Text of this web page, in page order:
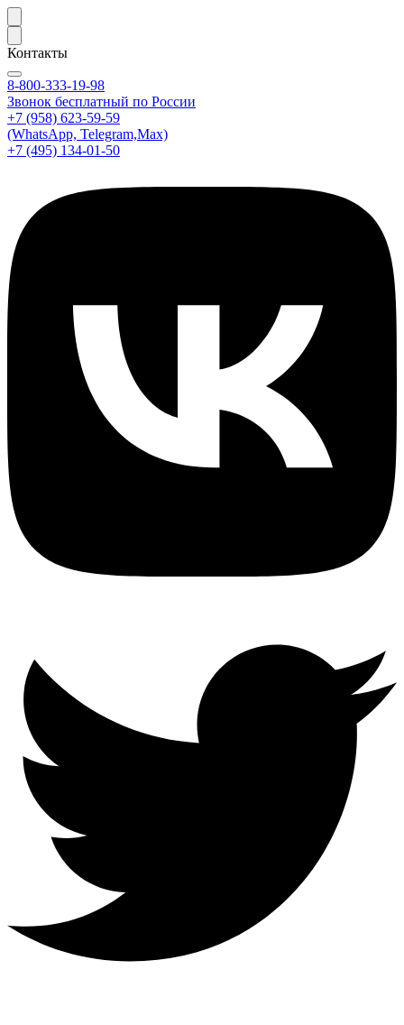
Контакты
8-800-333-19-98
Звонок бесплатный по России
+7 (958) 623-59-59
(WhatsApp, Telegram,Max)
+7 (495) 134-01-50